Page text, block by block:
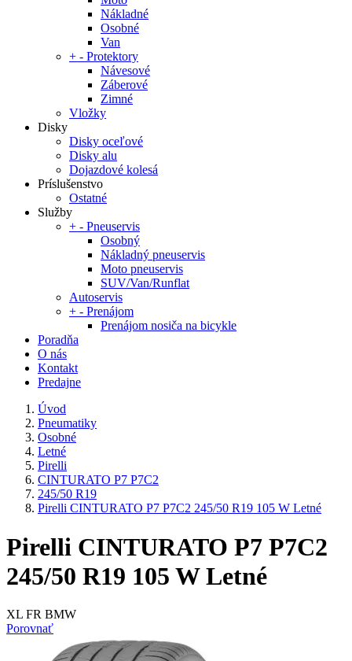
Nákladné
Osobné
Van
+ - Protektory
Návesové
Záberové
Zimné
Vložky
Disky
Disky oceľové
Disky alu
Dojazdové kolesá
Príslušenstvo
Ostatné
Služby
+ - Pneuservis
Osobný
Nákladný pneuservis
Moto pneuservis
SUV/Van/Runflat
Autoservis
+ - Prenájom
Prenájom nosiča na bicykle
Poradňa
O nás
Kontakt
Predajne
Úvod
Pneumatiky
Osobné
Letné
Pirelli
CINTURATO P7 P7C2
245/50 R19
Pirelli CINTURATO P7 P7C2 245/50 R19 105 W Letné
Pirelli CINTURATO P7 P7C2
245/50 R19 105 W Letné
XL FR BMW
Porovnať